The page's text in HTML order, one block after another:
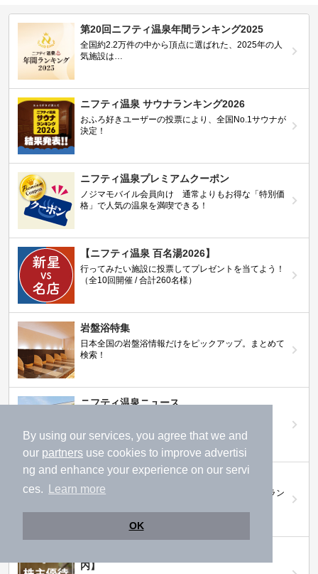
By using our services, you agree that we and
our partners use cookies to improve advertisi
ng and enhance your experience on our servi
ces.
Learn more
OK
第20回ニフティ温泉年間ランキング2025
全国約2.2万件の中から頂点に選ばれた、2025年の人
気施設は…
ニフティ温泉 サウナランキング2026
おふろ好きユーザーの投票により、全国No.1サウナが
決定！
ニフティ温泉プレミアムクーポン
ノジマモバイル会員向け 通常よりもお得な「特別価
格」で人気の温泉を満喫できる！
【ニフティ温泉 百名湯2026】
行ってみたい施設に投票してプレゼントを当てよう！
（全10回開催 / 合計260名様）
岩盤浴特集
日本全国の岩盤浴情報だけをピックアップ。まとめて
検索！
ニフティ温泉ニュース
ニフティ温泉 おふろパス
温浴施設をお得に楽しめるサブスクリプションプラン
内】